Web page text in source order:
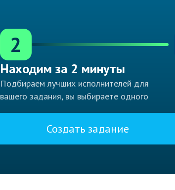
2
Находим за 2 минуты
Подбираем лучших исполнителей для
вашего задания, вы выбираете одного
Создать задание